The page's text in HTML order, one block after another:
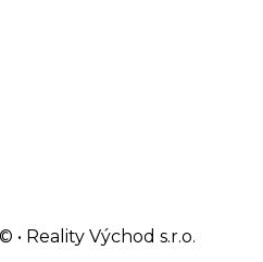
Reality Východ s.r.o.